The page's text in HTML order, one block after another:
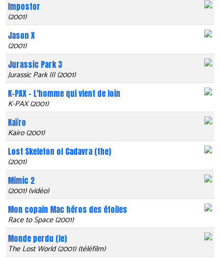
Impostor
(2001)
Jason X
(2001)
Jurassic Park 3
Jurassic Park III (2001)
K-PAX - L'homme qui vient de loin
K-PAX (2001)
Kaïro
Kairo (2001)
Lost Skeleton of Cadavra (the)
(2001)
Mimic 2
(2001) (vidéo)
Mon copain Mac héros des étoiles
Race to Space (2001)
Monde perdu (le)
The Lost World (2001) (téléfilm)